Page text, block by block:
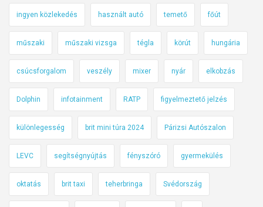
ingyen közlekedés használt autó temető főút
műszaki műszaki vizsga tégla körút hungária
csúcsforgalom veszély mixer nyár elkobzás
Dolphin infotainment RATP figyelmeztető jelzés
különlegesség brit mini túra 2024 Párizsi Autószalon
LEVC segítségnyújtás fényszóró gyermekülés
oktatás brit taxi teherbringa Svédország